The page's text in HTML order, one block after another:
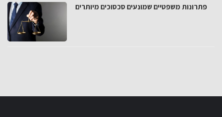
פתרונות משפטיים שמונעים סכסוכים מיותרים